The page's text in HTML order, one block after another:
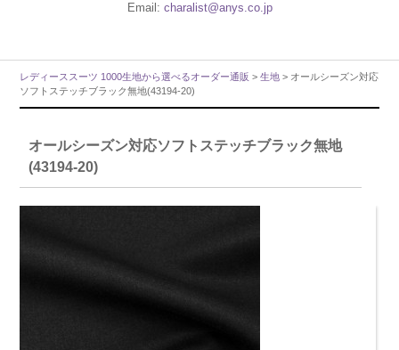
Email: charalist@anys.co.jp
レディーススーツ 1000生地から選べるオーダー通販 >生地 > オールシーズン対応
ソフトステッチブラック無地(43194-20)
オールシーズン対応ソフトステッチブラック無地
(43194-20)